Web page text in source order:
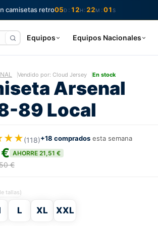
camisetas retro05D : 12H : 22M :00S
Equipos Equipos Nacionales
Vendido por: Cloud Jersey En stock
Arsenal
89 Local
(118)+18 comprados esta semana
AHORRE 21,51 €
€
tallas)
L XL XXL